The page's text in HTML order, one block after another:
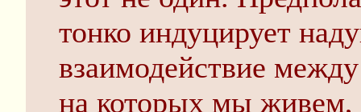
тонко индуцирует
взаимодействие
на которых мы